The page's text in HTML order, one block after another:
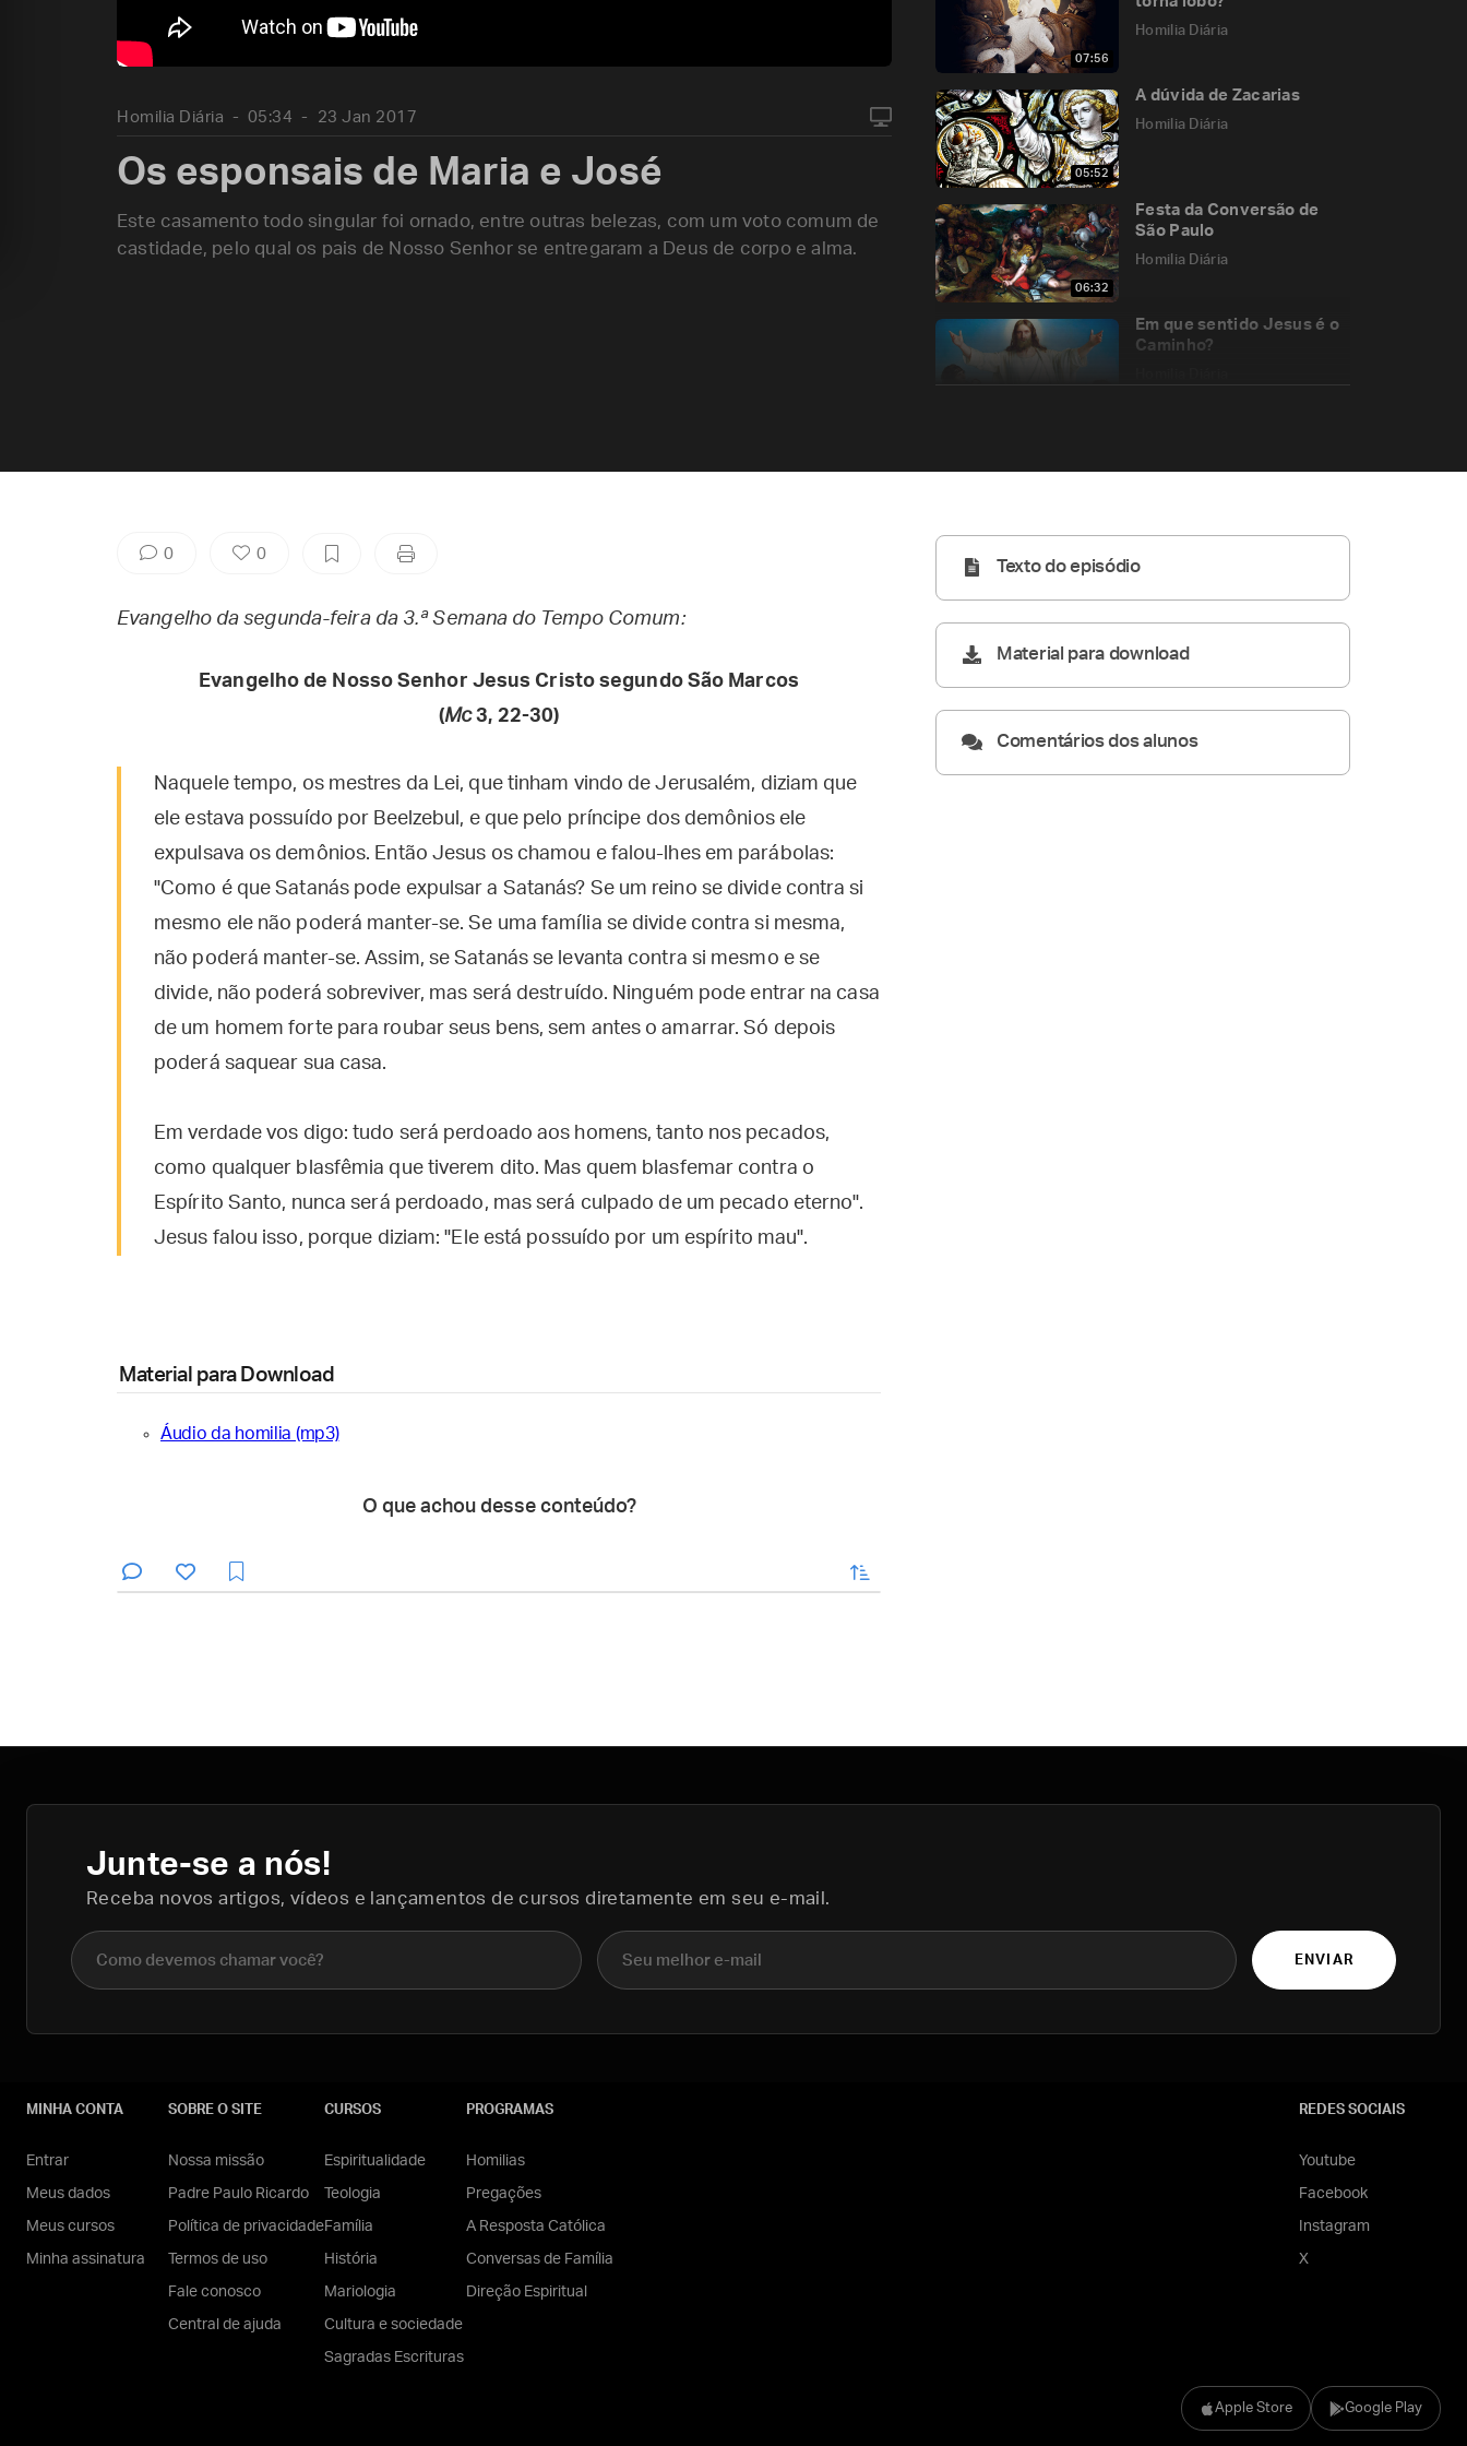
07:56
Homilia Diária
05:52
A dúvida de Zacarias
Homilia Diária
06:32
Festa da Conversão de
São Paulo
Homilia Diária
Em que sentido Jesus é o
Caminho?
Homilia Diária 05:34 23 Jan 2017
Os esponsais de Maria e José
Este casamento todo singular foi ornado, entre outras belezas, com um voto comum de
castidade, pelo qual os pais de Nosso Senhor se entregaram a Deus de corpo e alma.
0 0
Evangelho da segunda-feira da 3.ª Semana do Tempo Comum:
Evangelho de Nosso Senhor Jesus Cristo segundo São Marcos
(Mc3, 22-30)
Naquele tempo, os mestres da Lei, que tinham vindo de Jerusalém, diziam que
ele estava possuído por Beelzebul, e que pelo príncipe dos demônios ele
expulsava os demônios. Então Jesus os chamou e falou-lhes em parábolas:
"Como é que Satanás pode expulsar a Satanás? Se um reino se divide contra si
mesmo ele não poderá manter-se. Se uma família se divide contra si mesma,
não poderá manter-se. Assim, se Satanás se levanta contra si mesmo e se
divide, não poderá sobreviver, mas será destruído. Ninguém pode entrar na casa
de um homem forte para roubar seus bens, sem antes o amarrar. Só depois
poderá saquear sua casa.
Em verdade vos digo: tudo será perdoado aos homens, tanto nos pecados,
como qualquer blasfêmia que tiverem dito. Mas quem blasfemar contra o
Espírito Santo, nunca será perdoado, mas será culpado de um pecado eterno".
Jesus falou isso, porque diziam: "Ele está possuído por um espírito mau".
Material para Download
Áudio da homilia (mp3)
O que achou desse conteúdo?
enviar
Texto do episódio
Material para download
Comentários dos alunos
Junte-se a nós!
Receba novos artigos, vídeos e lançamentos de cursos diretamente em seu e-mail.
Nome completo E-mail
ENVIAR
Apple Store Google Play
MINHA CONTA
Entrar
Meus dados
Meus cursos
Minha assinatura
SOBRE O SITE
Nossa missão
Padre Paulo Ricardo
Política de privacidade
Termos de uso
Fale conosco
Central de ajuda
CURSOS
Espiritualidade
Teologia
Família
História
Mariologia
Cultura e sociedade
Sagradas Escrituras
PROGRAMAS
Homilias
Pregações
A Resposta Católica
Conversas de Família
Direção Espiritual
REDES SOCIAIS
Youtube
Facebook
Instagram
X